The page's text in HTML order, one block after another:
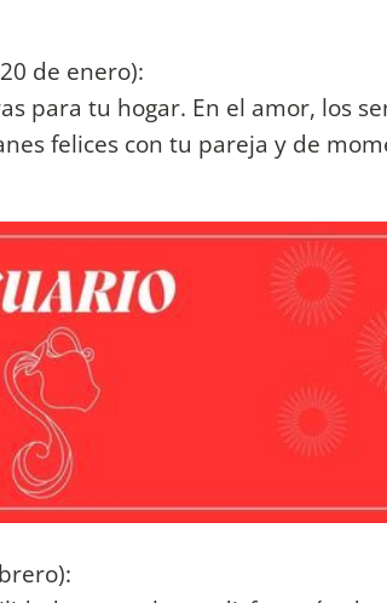
de enero):
para tu hogar. En el amor, los
felices con tu pareja y de